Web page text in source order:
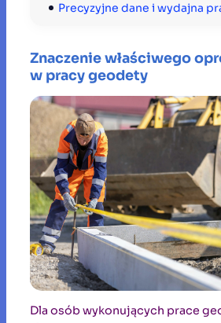
Precyzyjne dane i wydajna
Znaczenie właściwego
w pracy geodety
Dla osób wykonujących prace